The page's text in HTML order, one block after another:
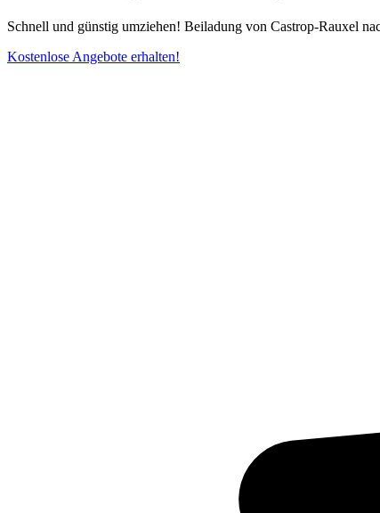
Schnell und günstig umziehen! Beiladung von Castrop-Rauxel
Kostenlose Angebote erhalten!